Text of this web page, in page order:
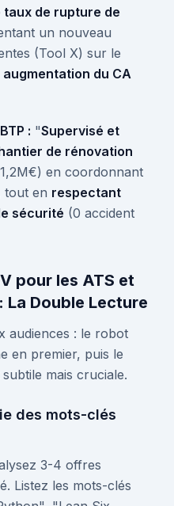
taux de rupture de
un nouveau
(Tool X) sur le
augmentation du CA
: "Supervisé et
de rénovation
en coordonnant
tout en respectant
sécurité (0 accident
pour les ATS et
La Double Lecture
audiences : le robot
en premier, puis le
mais cruciale.
des mots-clés
3-4 offres
Listez les mots-clés